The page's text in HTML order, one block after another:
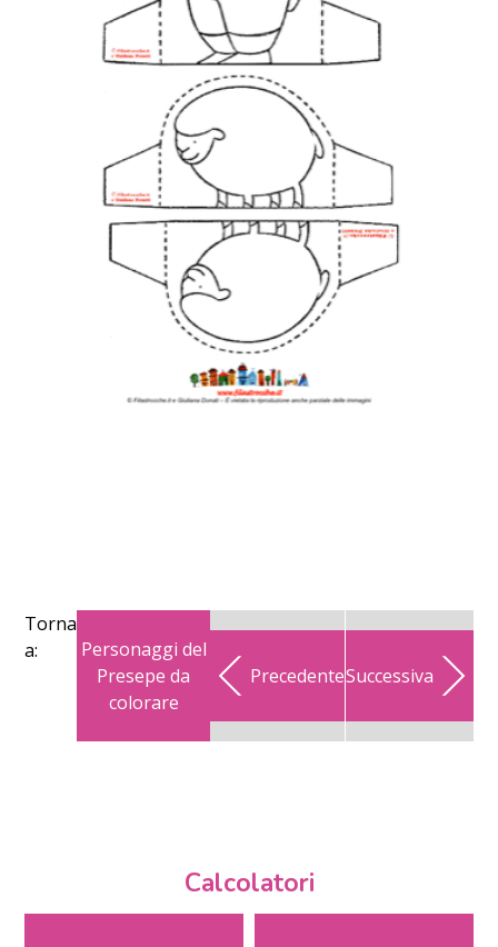
Torna
a:
Personaggi del
Presepe da
colorare
PrecedenteSuccessiva
Calcolatori